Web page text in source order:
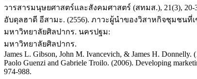
วารสารมนุษยศาสตร์และสังคมศาสตร์ (สทมส.), 21(3), 20-
อับดุลฮาดี อีสามะ. (2556). ภาวะผู้นำของวิสาหกิจชุมช
มหาวิทยาลัยศิลปากร. นครปฐม:
มหาวิทยาลัยศิลปากร.
James L. Gibson, John M. Ivancevich, & James H. Donnelly.
Paolo Guenzi and Gabriele Troilo. (2006). Developing
974-988.